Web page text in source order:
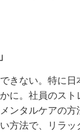
きない。特に
に。社員のス
ンタルケアの方
方法で、リラ